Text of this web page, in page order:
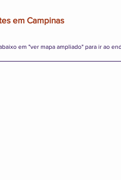
em Campinas
em "ver mapa ampliado" para ir ao